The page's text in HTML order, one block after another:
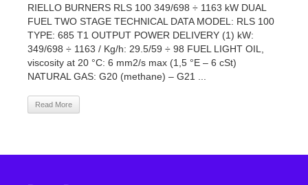
RIELLO BURNERS RLS 100 349/698 ÷ 1163 kW DUAL
FUEL TWO STAGE TECHNICAL DATA MODEL: RLS 100
TYPE: 685 T1 OUTPUT POWER DELIVERY (1) kW:
349/698 ÷ 1163 / Kg/h: 29.5/59 ÷ 98 FUEL LIGHT OIL,
viscosity at 20 °C: 6 mm2/s max (1,5 °E – 6 cSt)
NATURAL GAS: G20 (methane) – G21 ...
Read More